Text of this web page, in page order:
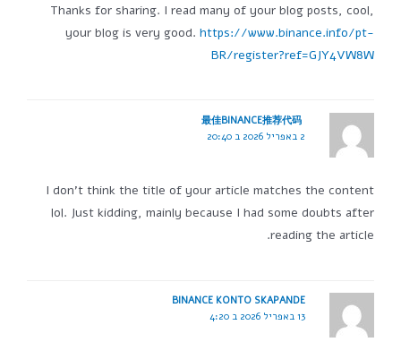
Thanks for sharing. I read many of your blog posts, cool,
your blog is very good. https://www.binance.info/pt-
BR/register?ref=GJY4VW8W
最佳BINANCE推荐代码
2 באפריל 2026 ב 20:40
I don't think the title of your article matches the content
lol. Just kidding, mainly because I had some doubts after
reading the article.
BINANCE KONTO SKAPANDE
13 באפריל 2026 ב 4:20